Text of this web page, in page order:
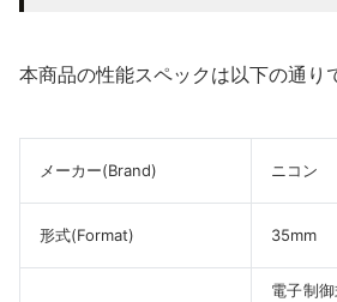
本商品の性能スペックは以下の通り
メーカー(Brand) ニコン
形式(Format) 35mm
電子制